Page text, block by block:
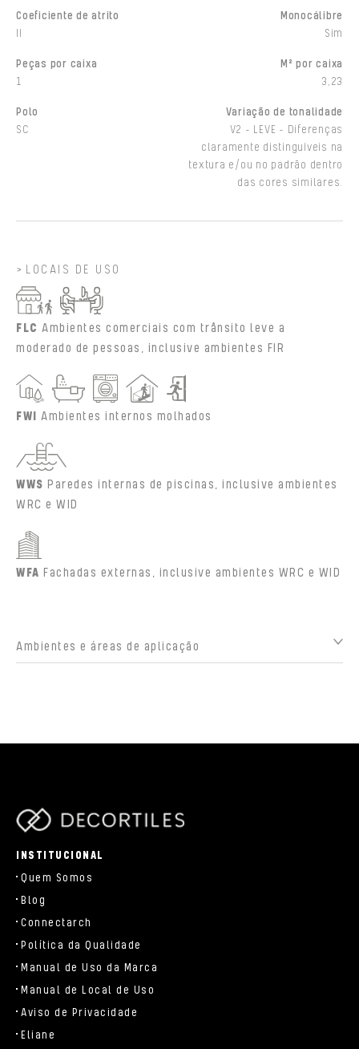
Coeficiente de atrito
Monocálibre
Sim
Peças por caixa
1
M² por caixa
3,23
Polo
SC
Variação de tonalidade
V2 - LEVE - Diferenças
claramente distinguíveis na
textura e/ou no padrão dentro
das cores similares.
LOCAIS DE USO
FLC Ambientes comerciais com trânsito leve a
moderado de pessoas, inclusive ambientes FIR
FWI Ambientes internos molhados
WWS Paredes internas de piscinas, inclusive ambientes
WRC e WID
WFA Fachadas externas, inclusive ambientes WRC e WID
Ambientes e áreas de aplicação
INSTITUCIONAL
Quem Somos
Blog
Connectarch
Política da Qualidade
Manual de Uso da Marca
Manual de Local de Uso
Aviso de Privacidade
Eliane